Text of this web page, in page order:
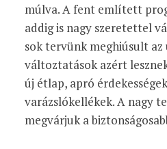
múlva. A fent említett
addig is nagy szeretettel
sok tervünk meghiúsult az
változtatások azért
új étlap, apró
varázslókellékek. A nagy
megvárjuk a